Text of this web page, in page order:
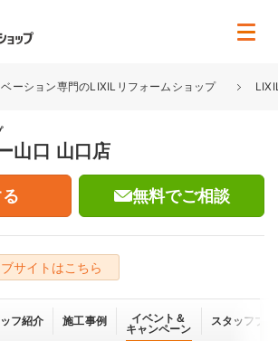
ーション専門のLIXILリフォームショップ
山口 山口店
無料でご相談
サイトはこちら
フ紹介 施工事例
イベント＆
キャンペーン
スタッフブ